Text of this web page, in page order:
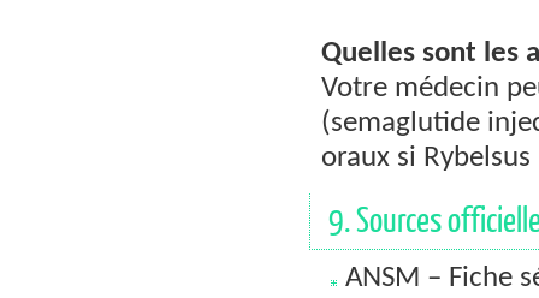
Quelles sont les
Votre médecin
(semaglutide
oraux si
9. Sources
ANSM – Fiche